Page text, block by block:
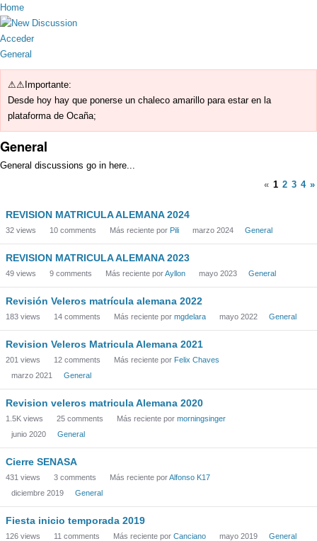
Home
Acceder
General
⚠⚠Importante:
Desde hoy hay que ponerse un chaleco amarillo para estar en la
plataforma de Ocaña;
General
General discussions go in here...
« 1 2 3 4 »
REVISION MATRICULA ALEMANA 2024
32 views 10 comments Más reciente por Pili marzo 2024 General
REVISION MATRICULA ALEMANA 2023
49 views 9 comments Más reciente porAyllon mayo 2023 General
Revisión Veleros matrícula alemana 2022
183 views 14 comments Más reciente por mgdelara mayo 2022 General
Revision Veleros Matricula Alemana 2021
201 views 12 comments Más reciente por Felix Chaves
marzo 2021
General
Revision veleros matricula Alemana 2020
1.5K views 25 comments Más reciente por morningsinger
junio 2020
General
Cierre SENASA
431 views 3 comments Más reciente porAlfonso K17
diciembre 2019
General
Fiesta inicio temporada 2019
126 views 11 comments Más reciente por Canciano mayo 2019 General